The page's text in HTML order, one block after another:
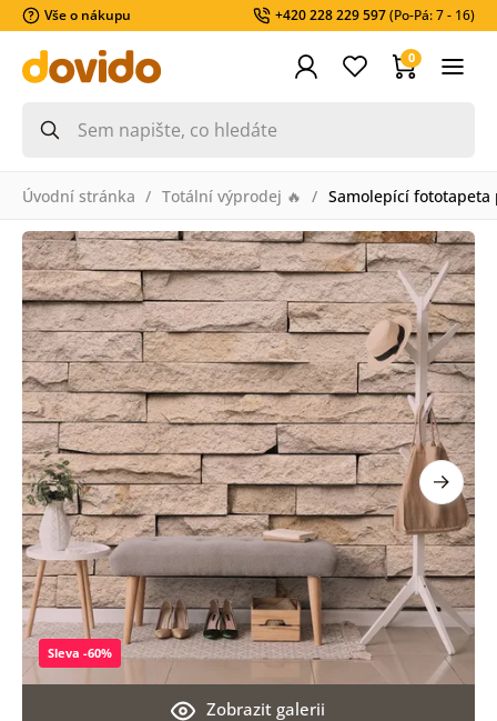
Vše o nákupu +420 228 229 597(Po-Pá: 7 - 16)
0
Úvodní stránka Totální výprodej 🔥 Samolepící fototapeta
Zobrazit galerii
Sleva -60%